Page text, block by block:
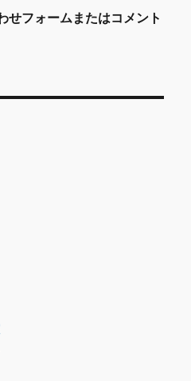
せフォームまたはコメント